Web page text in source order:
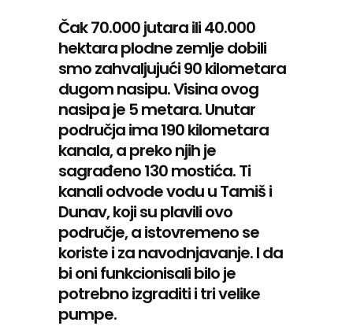
Čak 70.000 jutara ili 40.000
hektara plodne zemlje dobili
smo zahvaljujući 90 kilometara
dugom nasipu. Visina ovog
nasipa je 5 metara. Unutar
područja ima 190 kilometara
kanala, a preko njih je
sagrađeno 130 mostića. Ti
kanali odvode vodu u Tamiš i
Dunav, koji su plavili ovo
područje, a istovremeno se
koriste i za navodnjavanje. I da
bi oni funkcionisali bilo je
potrebno izgraditi i tri velike
pumpe.